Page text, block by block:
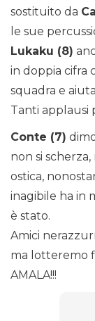
sostituito da
le sue
Lukaku (8)
in doppia cifra
squadra e
Tanti applausi
Conte (7)
non si
ostica,
inagibile ha in
è stato.
Amici
ma lotteremo
AMALA!!!